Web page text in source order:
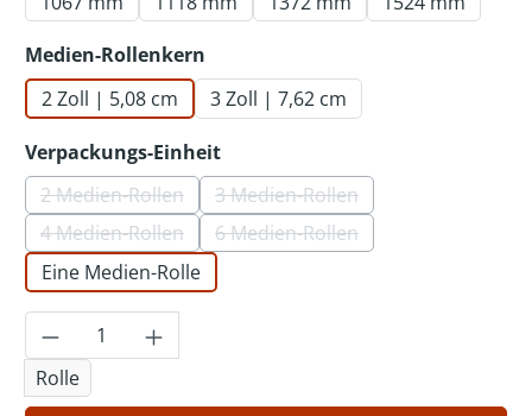
Medien-Rollenkern
2 Zoll | 5,08 cm
3 Zoll | 7,62 cm
Verpackungs-Einheitauswählen
2 Medien-Rollen(Diese Option ist zurzeit nicht verfügbar.)
3 Medien-Rollen(Diese Option ist zurzeit nicht
4 Medien-Rollen(Diese Option ist zurzeit nicht verfügbar.)
6 Medien-Rollen(Diese Option ist zurzeit nicht
Eine Medien-Rolle
Produkt Anzahl: Gib den gewünschten
Rolle